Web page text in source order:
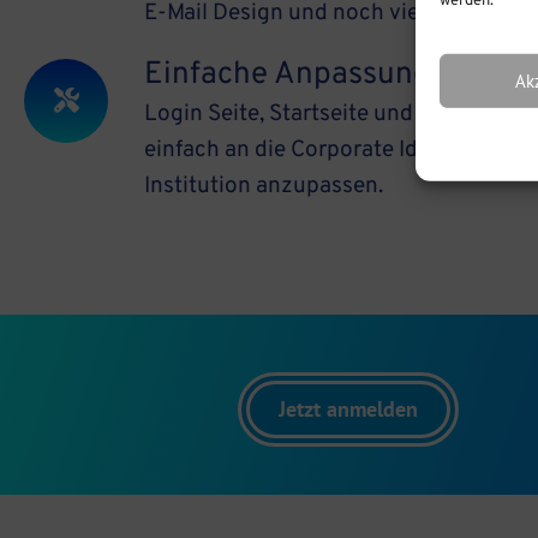
E-Mail Design und noch vieles mehr.
Einfache Anpassung
Login Seite, Startseite und Kursseiten
einfach an die Corporate Identity Ihrer
Institution anzupassen.
Jetzt anmelden